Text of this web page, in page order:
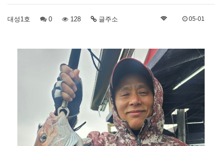
대성1호 0 128 글주소 05-01